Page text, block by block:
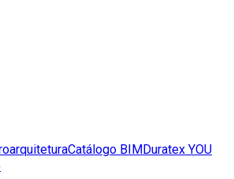
Catálogo BIMDuratex YOU